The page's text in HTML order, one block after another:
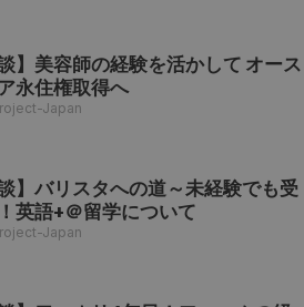
談】美容師の経験を活かして オース
永住権取得へ
Japan
談】バリスタへの道～未経験でも受
英語+＠留学について
Japan